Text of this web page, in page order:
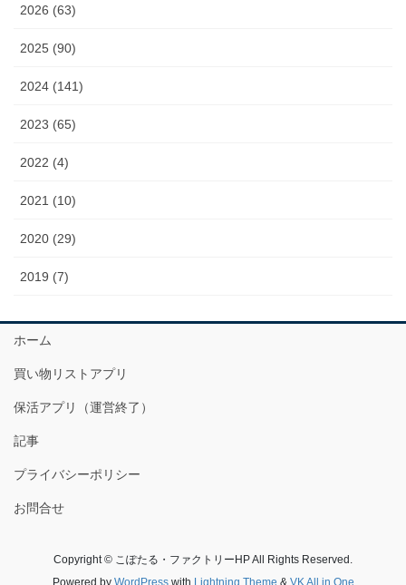
2026 (63)
2025 (90)
2024 (141)
2023 (65)
2022 (4)
2021 (10)
2020 (29)
2019 (7)
ホーム
買い物リストアプリ
保活アプリ（運営終了）
記事
プライバシーポリシー
お問合せ
Copyright © こぽたる・ファクトリーHP All Rights Reserved.